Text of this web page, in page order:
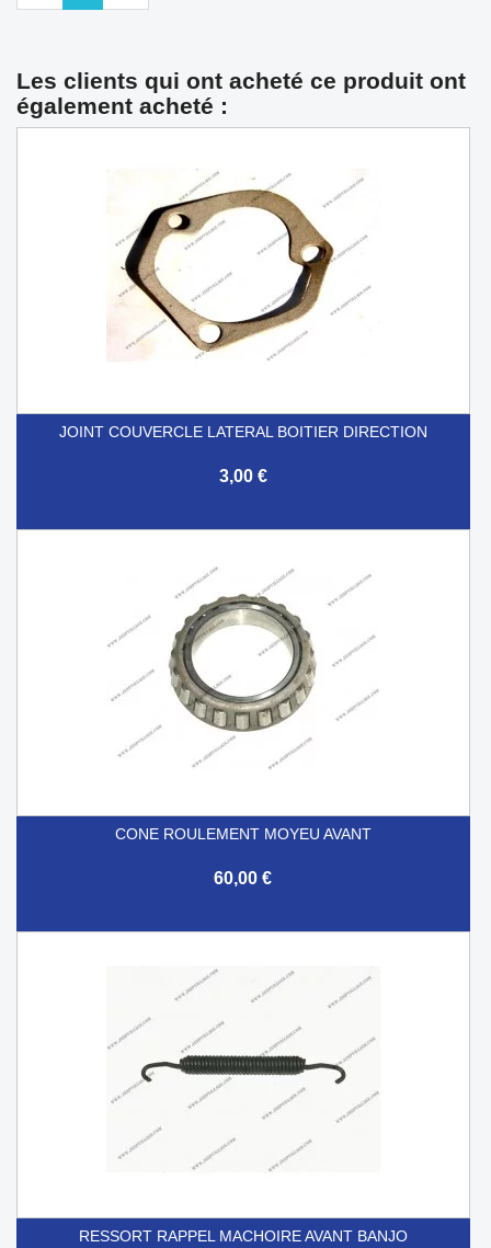
Les clients qui ont acheté ce produit ont
également acheté :
JOINT COUVERCLE LATERAL BOITIER DIRECTION
3,00 €
CONE ROULEMENT MOYEU AVANT
60,00 €
RESSORT RAPPEL MACHOIRE AVANT BANJO